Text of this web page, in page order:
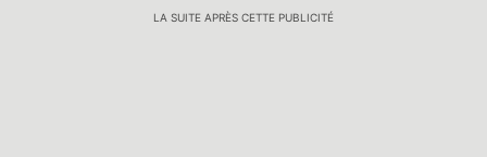
LA SUITE APRÈS CETTE PUBLICITÉ